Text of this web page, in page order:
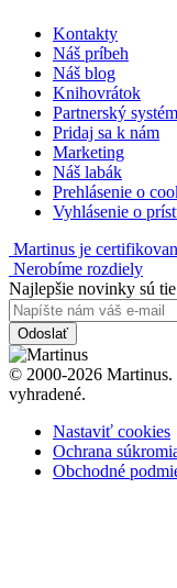
Kontakty
Náš príbeh
Náš blog
Knihovrátok
Partnerský systém
Pridaj sa k nám
Marketing
Náš labák
Prehlásenie o
Vyhlásenie o
Martinus je
Nerobíme rozdiely
Najlepšie novinky sú
Odoslať
© 2000-2026 Martinus.
vyhradené.
Nastaviť cookies
Ochrana
Obchodné